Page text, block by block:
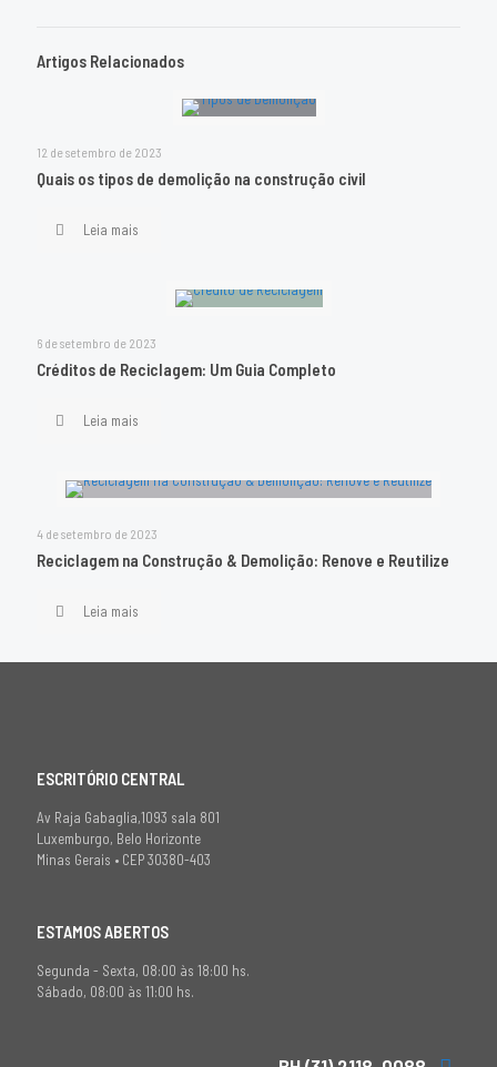
Artigos Relacionados
12 de setembro de 2023
Quais os tipos de demolição na construção civil
Leia mais
6 de setembro de 2023
Créditos de Reciclagem: Um Guia Completo
Leia mais
4 de setembro de 2023
Reciclagem na Construção & Demolição: Renove e Reutilize
Leia mais
ESCRITÓRIO CENTRAL
Av Raja Gabaglia,1093 sala 801
Luxemburgo, Belo Horizonte
Minas Gerais • CEP 30380-403
ESTAMOS ABERTOS
Segunda - Sexta, 08:00 às 18:00 hs.
Sábado, 08:00 às 11:00 hs.